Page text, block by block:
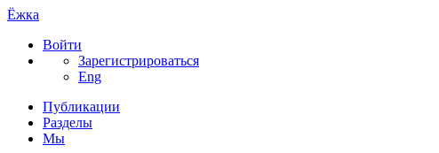
Ёжка
Войти
Зарегистрироваться
Eng
Публикации
Разделы
Мы